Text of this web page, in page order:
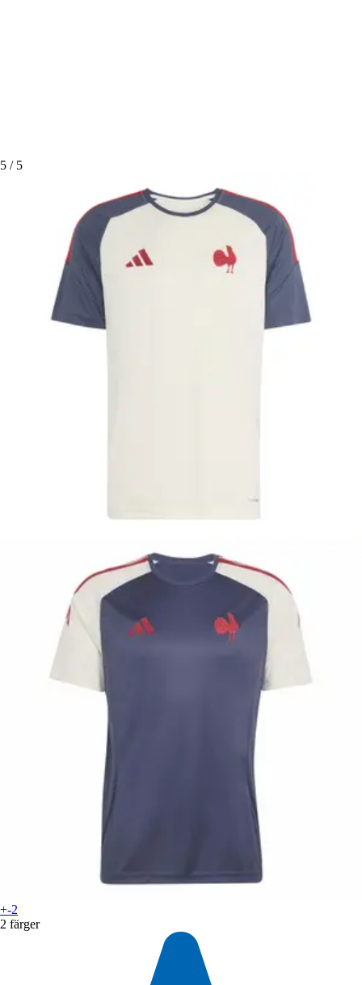
5 / 5
+-2
2 färger